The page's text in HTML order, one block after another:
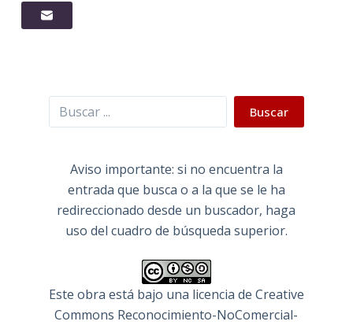
Buscar Buscar
Aviso importante: si no encuentra la
entrada que busca o a la que se le ha
redireccionado desde un buscador, haga
uso del cuadro de búsqueda superior.
Este obra está bajo una licencia de Creative
Commons Reconocimiento-NoComercial-